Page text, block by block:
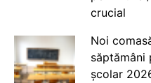
crucial
Noi
săptămâni
școlar